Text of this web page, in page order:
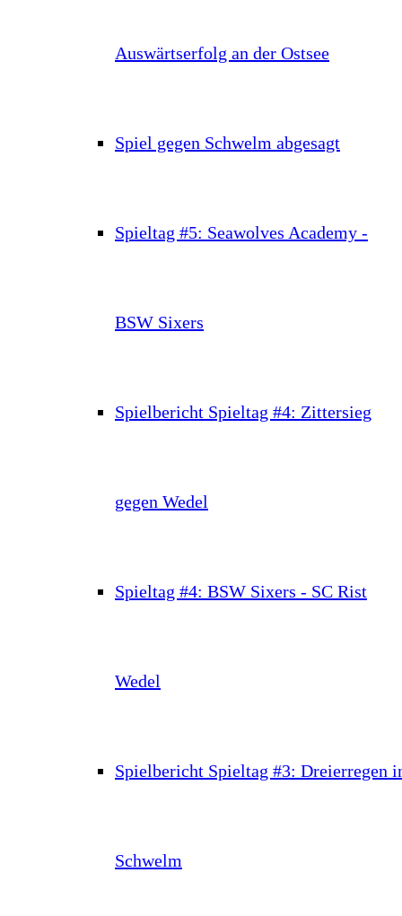
Auswärtserfolg an der Ostsee
Spiel gegen Schwelm abgesagt
Spieltag #5: Seawolves Academy -
BSW Sixers
Spielbericht Spieltag #4: Zittersieg
gegen Wedel
Spieltag #4: BSW Sixers - SC Rist
Wedel
Spielbericht Spieltag #3: Dreierregen
Schwelm